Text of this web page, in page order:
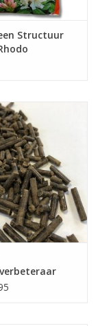
Structuur